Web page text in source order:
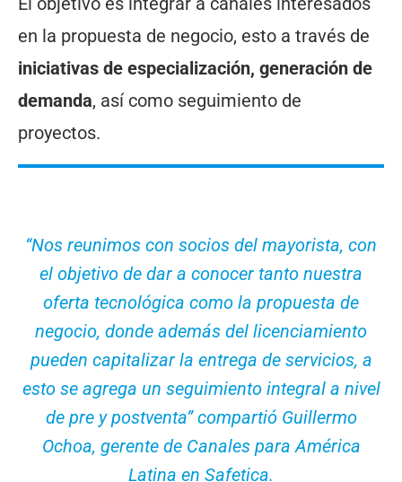
en la propuesta de negocio, esto a través de
iniciativas de especialización, generación de
demanda, así como seguimiento de
proyectos.
“Nos reunimos con socios del mayorista, con
el objetivo de dar a conocer tanto nuestra
oferta tecnológica como la propuesta de
negocio, donde además del licenciamiento
pueden capitalizar la entrega de servicios, a
esto se agrega un seguimiento integral a nivel
de pre y postventa” compartió Guillermo
Ochoa, gerente de Canales para América
Latina en Safetica.